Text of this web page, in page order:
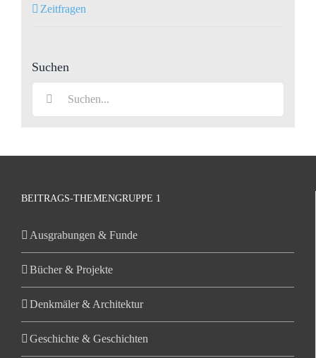
Zeitfragen
Suchen
BEITRAGS-THEMENGRUPPE 1
Ausgrabungen & Funde
Bücher & Projekte
Denkmäler & Architektur
Geschichte & Geschichten